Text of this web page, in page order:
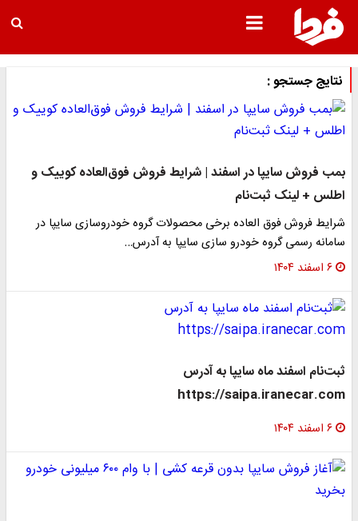
نتایج جستجو :
بمب فروش سایپا در اسفند | شرایط فروش فوق‌العاده کوییک و
اطلس + لینک ثبت‌نام
ﺷﺮﺍﯾﻂ ﻓﺮﻭﺵ ﻓﻮﻕ ﺍﻟﻌﺎﺩﻩ ﺑﺮﺧﯽ ﻣﺤﺼﻮﻻﺕ ﮔﺮﻭﻩ ﺧﻮﺩﺭﻭﺳﺎﺯﯼ ﺳﺎﯾﭙﺎ ﺩﺭ
ﺳﺎﻣﺎﻧﻪ ﺭﺳﻤﯽ ﮔﺮﻭﻩ ﺧﻮﺩﺭﻭ ﺳﺎﺯﯼ ﺳﺎﯾﭙﺎ ﺑﻪ ﺁﺩﺭﺱ…
۶ اسفند ۱۴۰۴
ثبت‌نام اسفند ماه سایپا به آدرس
https://saipa.iranecar.com
۶ اسفند ۱۴۰۴